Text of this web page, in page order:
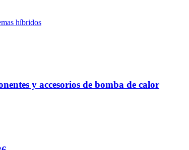
híbridos
y accesorios de bomba de calor